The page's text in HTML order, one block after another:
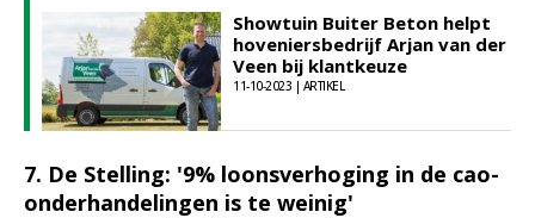
Showtuin Buiter Beton helpt
hoveniersbedrijf Arjan van der
Veen bij klantkeuze
11-10-2023 | ARTIKEL
7. De Stelling: '9% loonsverhoging in de cao-
onderhandelingen is te weinig'